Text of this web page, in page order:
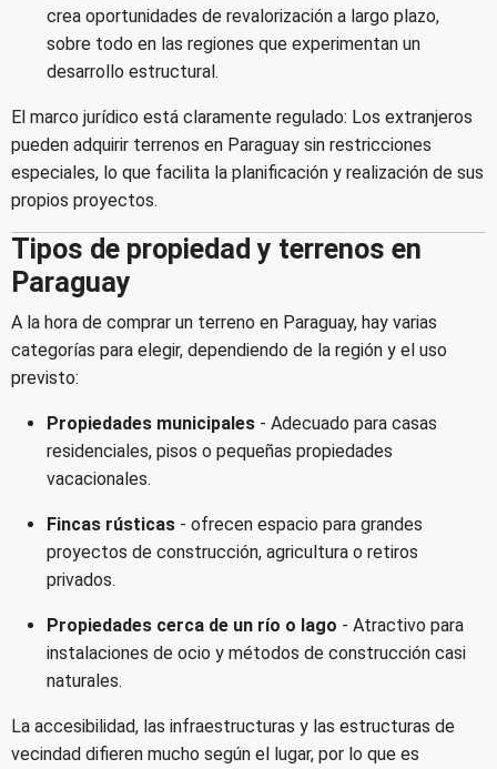
crea oportunidades de revalorización a largo plazo,
sobre todo en las regiones que experimentan un
desarrollo estructural.
El marco jurídico está claramente regulado: Los extranjeros
pueden adquirir terrenos en Paraguay sin restricciones
especiales, lo que facilita la planificación y realización de sus
propios proyectos.
Tipos de propiedad y terrenos en
Paraguay
A la hora de comprar un terreno en Paraguay, hay varias
categorías para elegir, dependiendo de la región y el uso
previsto:
Propiedades municipales - Adecuado para casas
residenciales, pisos o pequeñas propiedades
vacacionales.
Fincas rústicas - ofrecen espacio para grandes
proyectos de construcción, agricultura o retiros
privados.
Propiedades cerca de un río o lago - Atractivo para
instalaciones de ocio y métodos de construcción casi
naturales.
La accesibilidad, las infraestructuras y las estructuras de
vecindad difieren mucho según el lugar, por lo que es